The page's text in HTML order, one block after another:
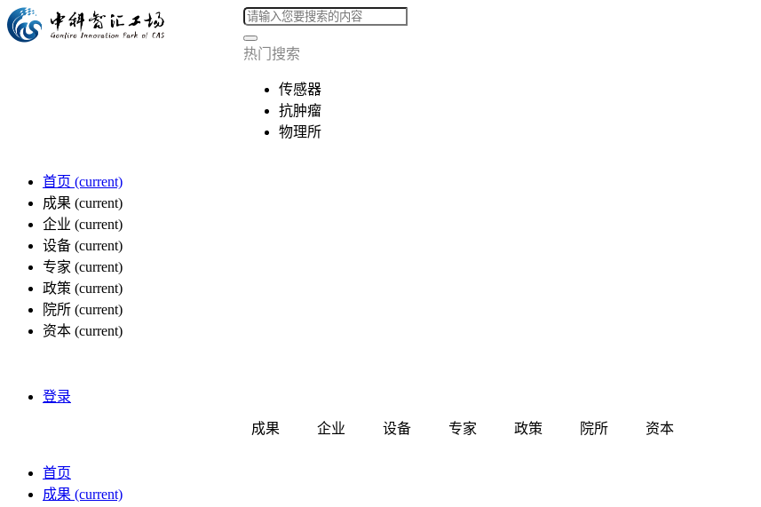
热门搜索
传感器
抗肿瘤
物理所
首页 (current)
成果 (current)
企业 (current)
设备 (current)
专家 (current)
政策 (current)
院所 (current)
资本 (current)
登录
成果 企业 设备 专家 政策 院所 资本
首页
成果 (current)